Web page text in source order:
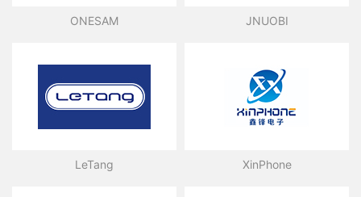
ONESAM JNUOBI
LeTang XinPhone